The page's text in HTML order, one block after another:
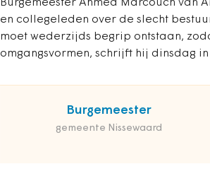
Burgemeester Ahmed Marcouch van
en collegeleden over de slecht
moet wederzijds begrip ontstaan,
omgangsvormen, schrijft hij dinsdag
Burgemeester
gemeente Nissewaard